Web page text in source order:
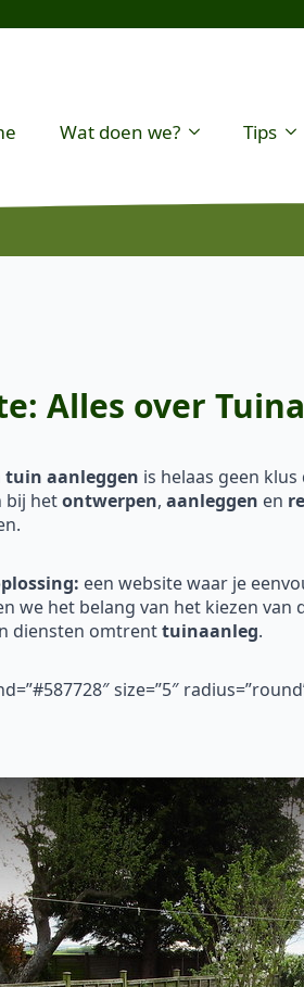
Wat doen we? Tips
Alles over
tuin aanleggen is helaas geen
bij hetontwerpen, aanleggen en
een website waar je
we het belang van het kiezen van
diensten omtrenttuinaanleg.
size=”5″